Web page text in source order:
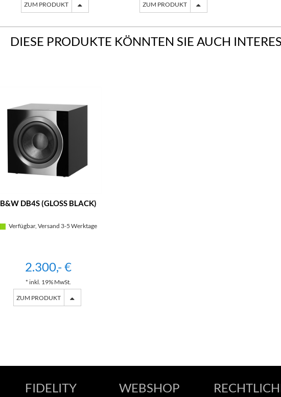
ZUM PRODUKT ZUM PRODUKT
DIESE PRODUKTE KÖNNTEN SIE AUCH
B&W DB4S (GLOSS BLACK)
Verfügbar, Versand 3-5 Werktage
2.300,- €
* inkl. 19% MwSt.
ZUM PRODUKT
FIDELITY WEBSHOP